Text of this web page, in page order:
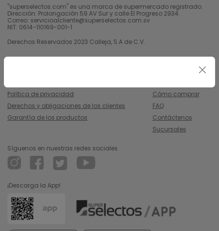
"superselectos.com" es una marca de supermercado registrado.
Dirección: Prolongación 59 AV Sur y calle El Progreso 2934.
Correo: servicioalcliente@superselectos.com.sv
NIT: 0614-110169-001-1
Derechos Reservados 2023 Calleja, S.A de C.V.
Política de privacidad
Derechos y obligaciones de los clientes
Garantía de los productos
Cómo comprar
FAQ
Contáctenos
Sucursales
Síguenos en nuestras redes sociales
¡Descarga la App!